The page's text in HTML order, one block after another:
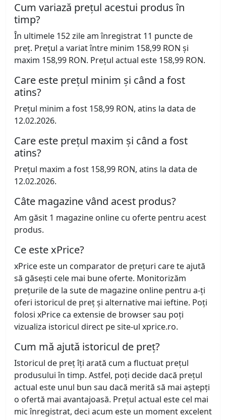
Cum variază prețul acestui produs în
timp?
În ultimele 152 zile am înregistrat 11 puncte de
preț. Prețul a variat între minim 158,99 RON și
maxim 158,99 RON. Prețul actual este 158,99 RON.
Care este prețul minim și când a fost
atins?
Prețul minim a fost 158,99 RON, atins la data de
12.02.2026.
Care este prețul maxim și când a fost
atins?
Prețul maxim a fost 158,99 RON, atins la data de
12.02.2026.
Câte magazine vând acest produs?
Am găsit 1 magazine online cu oferte pentru acest
produs.
Ce este xPrice?
xPrice este un comparator de prețuri care te ajută
să găsești cele mai bune oferte. Monitorizăm
prețurile de la sute de magazine online pentru a-ți
oferi istoricul de preț și alternative mai ieftine. Poți
folosi xPrice ca extensie de browser sau poți
vizualiza istoricul direct pe site-ul xprice.ro.
Cum mă ajută istoricul de preț?
Istoricul de preț îți arată cum a fluctuat prețul
produsului în timp. Astfel, poți decide dacă prețul
actual este unul bun sau dacă merită să mai aștepți
o ofertă mai avantajoasă. Prețul actual este cel mai
mic înregistrat, deci acum este un moment excelent